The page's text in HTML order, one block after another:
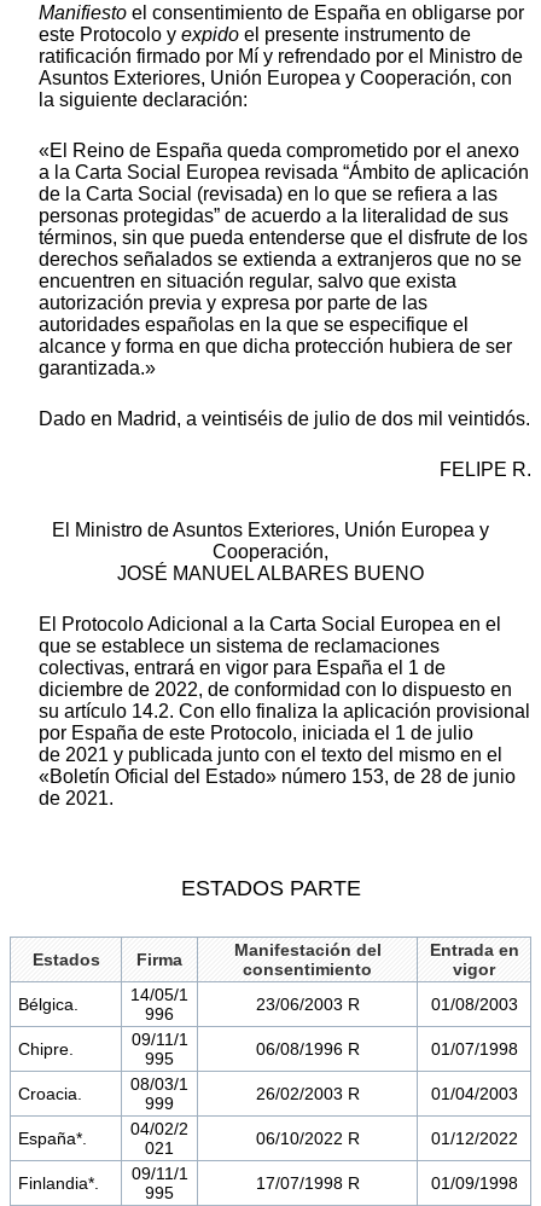
Manifiesto el consentimiento de España en obligarse por
este Protocolo y expido el presente instrumento de
ratificación firmado por Mí y refrendado por el Ministro de
Asuntos Exteriores, Unión Europea y Cooperación, con
la siguiente declaración:
«El Reino de España queda comprometido por el anexo
a la Carta Social Europea revisada “Ámbito de aplicación
de la Carta Social (revisada) en lo que se refiera a las
personas protegidas” de acuerdo a la literalidad de sus
términos, sin que pueda entenderse que el disfrute de los
derechos señalados se extienda a extranjeros que no se
encuentren en situación regular, salvo que exista
autorización previa y expresa por parte de las
autoridades españolas en la que se especifique el
alcance y forma en que dicha protección hubiera de ser
garantizada.»
Dado en Madrid, a veintiséis de julio de dos mil veintidós.
FELIPE R.
El Ministro de Asuntos Exteriores, Unión Europea y
Cooperación,
JOSÉ MANUEL ALBARES BUENO
El Protocolo Adicional a la Carta Social Europea en el
que se establece un sistema de reclamaciones
colectivas, entrará en vigor para España el 1 de
diciembre de 2022, de conformidad con lo dispuesto en
su artículo 14.2. Con ello finaliza la aplicación provisional
por España de este Protocolo, iniciada el 1 de julio
de 2021 y publicada junto con el texto del mismo en el
«Boletín Oficial del Estado» número 153, de 28 de junio
de 2021.
ESTADOS PARTE
Estados Firma
Manifestación del
consentimiento
Entrada en
vigor
Bélgica.
14/05/1
996
23/06/2003 R 01/08/2003
Chipre.
09/11/1
995
06/08/1996 R 01/07/1998
Croacia.
08/03/1
999
26/02/2003 R 01/04/2003
España*.
04/02/2
021
06/10/2022 R 01/12/2022
Finlandia*.
09/11/1
995
17/07/1998 R 01/09/1998